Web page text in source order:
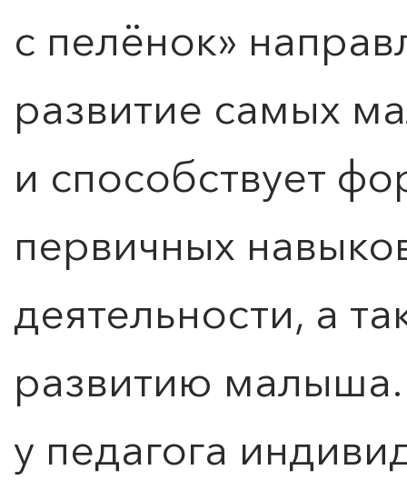
с пелёнок»
развитие самых
и способствует
первичных
деятельности, а
развитию
у педагога